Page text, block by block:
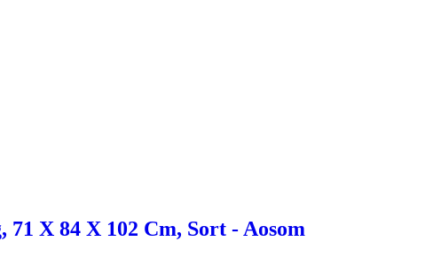
X 84 X 102 Cm, Sort - Aosom